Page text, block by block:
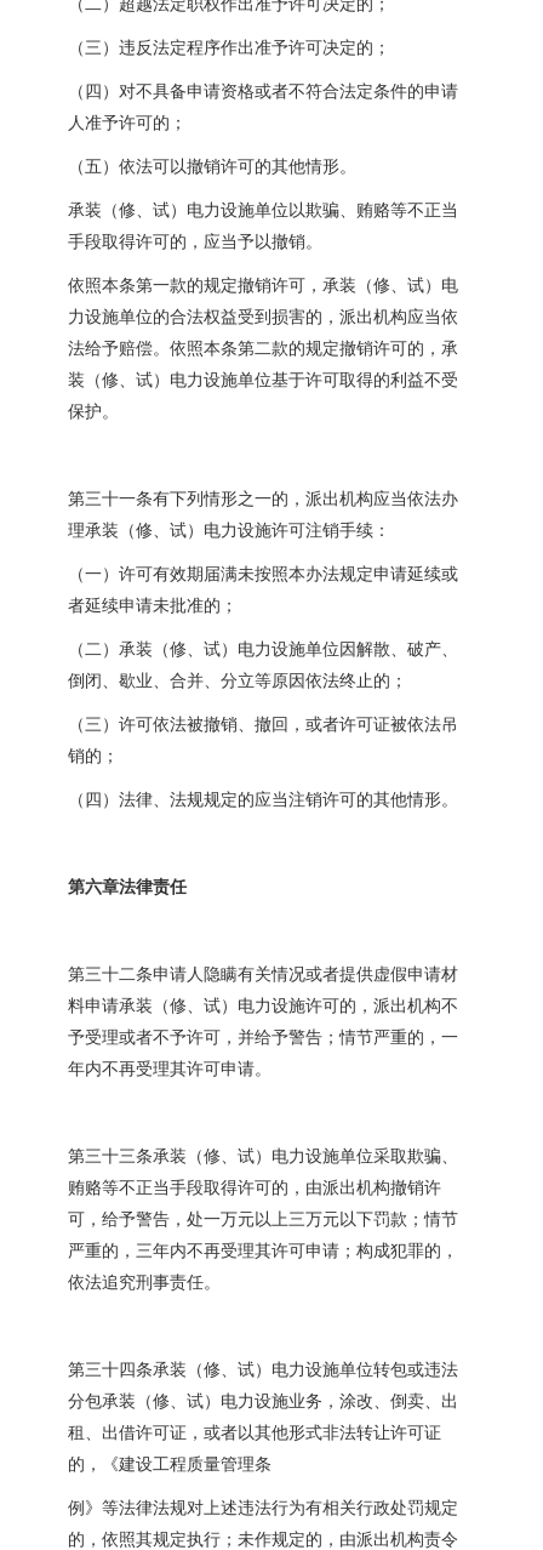
（二）超越法定职权作出准予许可决定的；
（三）违反法定程序作出准予许可决定的；
（四）对不具备申请资格或者不符合法定条件的申请
人准予许可的；
（五）依法可以撤销许可的其他情形。
承装（修、试）电力设施单位以欺骗、贿赂等不正当
手段取得许可的，应当予以撤销。
依照本条第一款的规定撤销许可，承装（修、试）电
力设施单位的合法权益受到损害的，派出机构应当依
法给予赔偿。依照本条第二款的规定撤销许可的，承
装（修、试）电力设施单位基于许可取得的利益不受
保护。
第三十一条有下列情形之一的，派出机构应当依法办
理承装（修、试）电力设施许可注销手续：
（一）许可有效期届满未按照本办法规定申请延续或
者延续申请未批准的；
（二）承装（修、试）电力设施单位因解散、破产、
倒闭、歇业、合并、分立等原因依法终止的；
（三）许可依法被撤销、撤回，或者许可证被依法吊
销的；
（四）法律、法规规定的应当注销许可的其他情形。
第六章法律责任
第三十二条申请人隐瞒有关情况或者提供虚假申请材
料申请承装（修、试）电力设施许可的，派出机构不
予受理或者不予许可，并给予警告；情节严重的，一
年内不再受理其许可申请。
第三十三条承装（修、试）电力设施单位采取欺骗、
贿赂等不正当手段取得许可的，由派出机构撤销许
可，给予警告，处一万元以上三万元以下罚款；情节
严重的，三年内不再受理其许可申请；构成犯罪的，
依法追究刑事责任。
第三十四条承装（修、试）电力设施单位转包或违法
分包承装（修、试）电力设施业务，涂改、倒卖、出
租、出借许可证，或者以其他形式非法转让许可证
的，《建设工程质量管理条
例》等法律法规对上述违法行为有相关行政处罚规定
的，依照其规定执行；未作规定的，由派出机构责令